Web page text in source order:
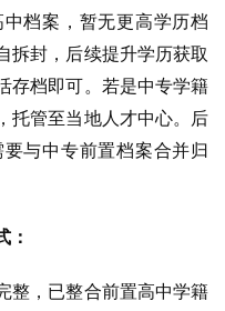
档案，暂无更高学历档
拆封，后续提升学历获取
存档即可。若是中专学籍
托管至当地人才中心。后
与中专前置档案合并归
：
整，已整合前置高中学籍